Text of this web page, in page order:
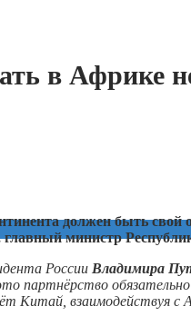
в Африке
должен быть
министр
России Владимира
партнёрство
Китай, взаимодействуя